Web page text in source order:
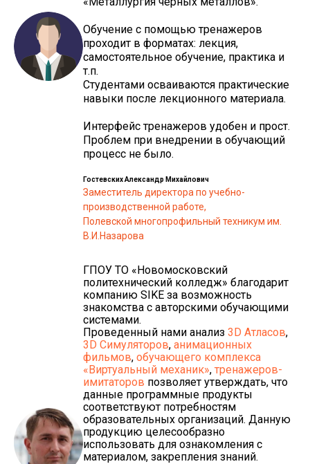
Обучение с помощью тренажеров
проходит в форматах: лекция,
самостоятельное обучение, практика и
т.п.
Студентами осваиваются практические
навыки после лекционного материала.
Интерфейс тренажеров удобен и прост.
Проблем при внедрении в обучающий
процесс не было.
Гостевских Александр Михайлович
Заместитель директора по учебно-
производственной работе,
Полевской многопрофильный техникум им.
В.И.Назарова
ГПОУ ТО «Новомосковский
политехнический колледж» благодарит
компанию SIKE за возможность
знакомства с авторскими обучающими
системами.
Проведенный нами анализ 3D Атласов,
3D Симуляторов, анимационных
фильмов, обучающего комплекса
«Виртуальный механик», тренажеров-
имитаторов позволяет утверждать, что
данные программные продукты
соответствуют потребностям
образовательных организаций. Данную
продукцию целесообразно
использовать для ознакомления с
материалом, закрепления знаний.